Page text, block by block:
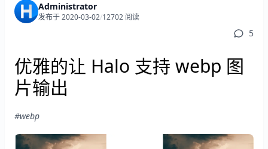
Administrator
发布于 2020-03-02/12702 阅读
5
优雅的让 Halo 支持 webp 图
片输出
#webp